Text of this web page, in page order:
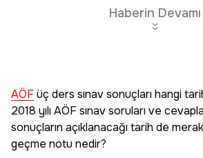
Haberin Devamı
AÖFüç ders sınav sonuçları hangi
2018 yılı AÖF sınav soruları ve
sonuçların açıklanacağı tarih de
geçme notu nedir?